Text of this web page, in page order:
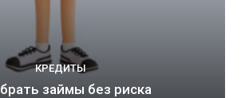
КРЕДИТЫ
займы без риска